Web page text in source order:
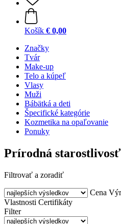
Košík € 0,00
Značky
Tvár
Make-up
Telo a kúpeľ
Vlasy
Muži
Bábätká a deti
Špecifické kategórie
Kozmetika na opaľovanie
Ponuky
Prírodná
Filtrovať a zoradiť
Cena
Vlastnosti Certifikáty
Filter